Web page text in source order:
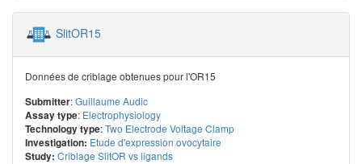
SlitOR15
Données de criblage obtenues pour l'OR15
Submitter:Guillaume Audic
Assay type: Electrophysiology
Technology type:Two Electrode Voltage Clamp
Investigation: Etude d'expression ovocytaire
Study: Criblage SlitOR vs ligands